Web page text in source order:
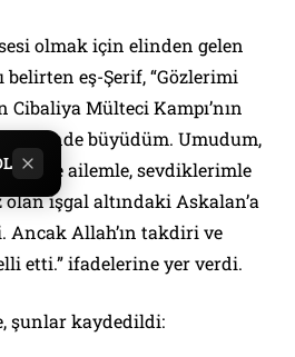
olmak için elinden gelen
belirten eş-Şerif, “Gözlerimi
Cibaliya Mülteci Kampı’nın
büyüdüm. Umudum,
ve ailemle, sevdiklerimle
işgal altındaki Askalan’a
Ancak Allah’ın takdiri ve
etti.” ifadelerine yer verdi.
şunlar kaydedildi: